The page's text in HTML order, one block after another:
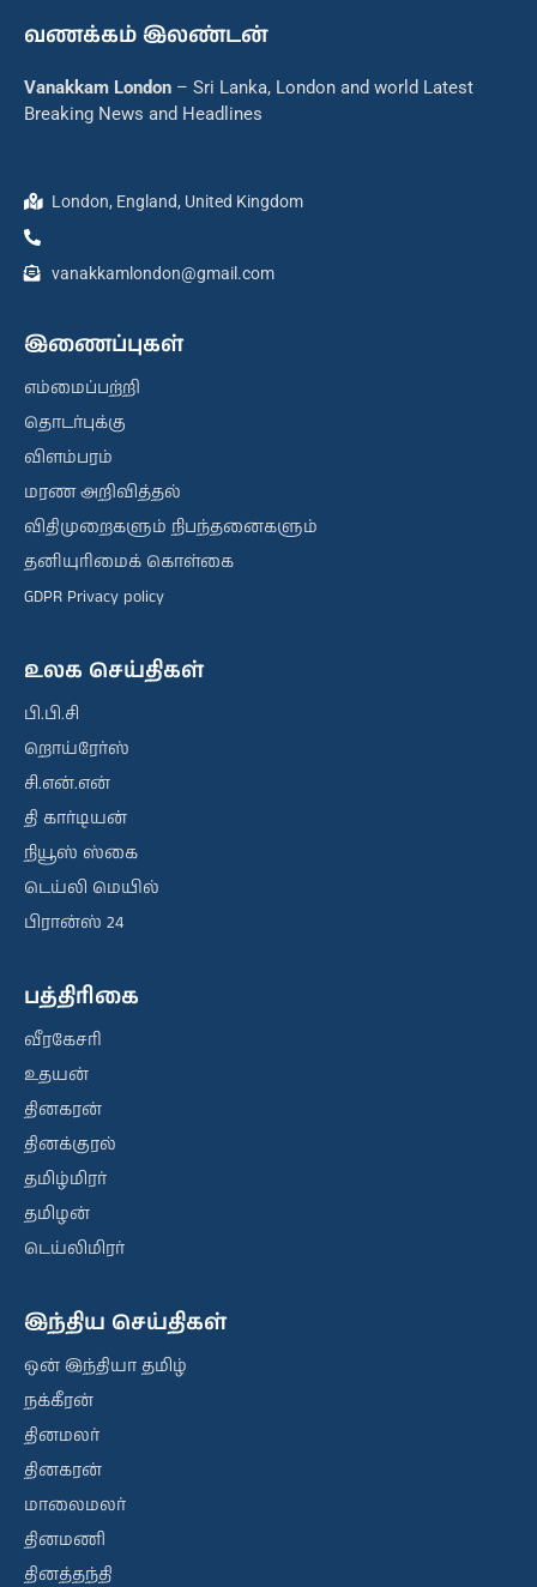
வணக்கம் இலண்டன்
Vanakkam London – Sri Lanka, London and world Latest
Breaking News and Headlines
London, England, United Kingdom
vanakkamlondon@gmail.com
இணைப்புகள்
எம்மைப்பற்றி
தொடர்புக்கு
விளம்பரம்
மரண அறிவித்தல்
விதிமுறைகளும் நிபந்தனைகளும்
தனியுரிமைக் கொள்கை
GDPR Privacy policy
உலக செய்திகள்
பி.பி.சி
றொய்ரேர்ஸ்
சி.என்.என்
தி கார்டியன்
நியூஸ் ஸ்கை
டெய்லி மெயில்
பிரான்ஸ் 24
பத்திரிகை
வீரகேசரி
உதயன்
தினகரன்
தினக்குரல்
தமிழ்மிரர்
தமிழன்
டெய்லிமிரர்
இந்திய செய்திகள்
ஒன் இந்தியா தமிழ்
நக்கீரன்
தினமலர்
தினகரன்
மாலைமலர்
தினமணி
தினத்தந்தி